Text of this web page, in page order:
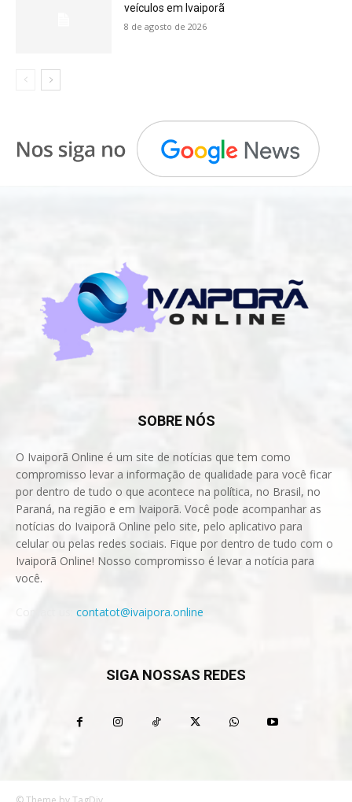
veículos em Ivaiporã
8 de agosto de 2026
SOBRE NÓS
O Ivaiporã Online é um site de notícias que tem como
compromisso levar a informação de qualidade para você ficar
por dentro de tudo o que acontece na política, no Brasil, no
Paraná, na região e em Ivaiporã. Você pode acompanhar as
notícias do Ivaiporã Online pelo site, pelo aplicativo para
celular ou pelas redes sociais. Fique por dentro de tudo com o
Ivaiporã Online! Nosso compromisso é levar a notícia para
você.
contatot@ivaipora.online
SIGA NOSSAS REDES